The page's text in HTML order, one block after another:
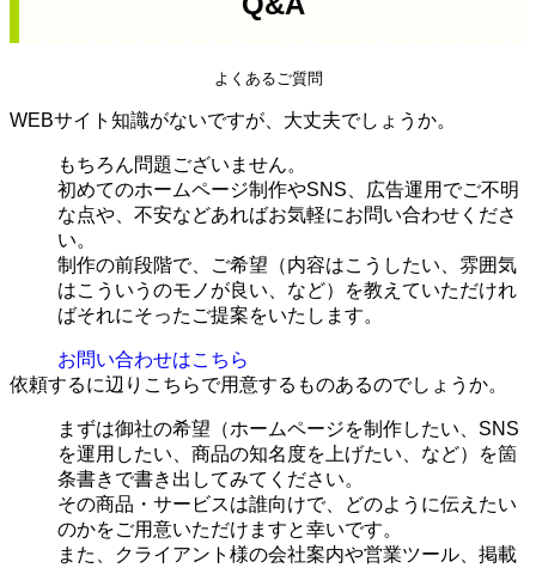
よくあるご質問
WEBサイト知識がないですが、大丈夫でしょうか。
もちろん問題ございません。
初めてのホームページ制作やSNS、広告運用でご不明
な点や、不安などあればお気軽にお問い合わせくださ
い。
制作の前段階で、ご希望（内容はこうしたい、雰囲気
はこういうのモノが良い、など）を教えていただけれ
ばそれにそったご提案をいたします。
お問い合わせはこちら
依頼するに辺りこちらで用意するものあるのでしょうか。
まずは御社の希望（ホームページを制作したい、SNS
を運用したい、商品の知名度を上げたい、など）を箇
条書きで書き出してみてください。
その商品・サービスは誰向けで、どのように伝えたい
のかをご用意いただけますと幸いです。
また、クライアント様の会社案内や営業ツール、掲載